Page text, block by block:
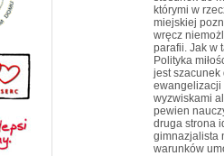
którymi w
miejskiej
wręcz
parafii. Jak w
Polityka
jest szacunek
ewangelizacji
wyzwiskami
pewien
druga strona
gimnazjalista
warunków